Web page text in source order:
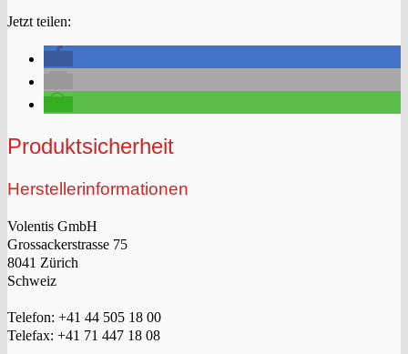
Jetzt teilen:
Produktsicherheit
Herstellerinformationen
Volentis GmbH
Grossackerstrasse 75
8041 Zürich
Schweiz
Telefon: +41 44 505 18 00
Telefax: +41 71 447 18 08